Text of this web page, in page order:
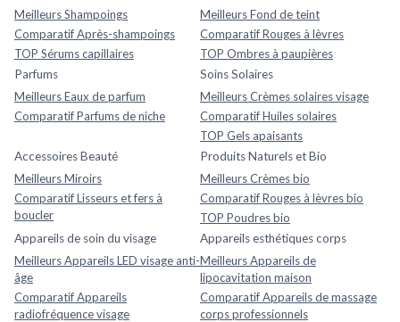
Meilleurs Shampoings
Comparatif Après-shampoings
TOP Sérums capillaires
Meilleurs Fond de teint
Comparatif Rouges à lèvres
TOP Ombres à paupières
Parfums
Meilleurs Eaux de parfum
Comparatif Parfums de niche
Soins Solaires
Meilleurs Crèmes solaires visage
Comparatif Huiles solaires
TOP Gels apaisants
Accessoires Beauté
Meilleurs Miroirs
Comparatif Lisseurs et fers à
boucler
Produits Naturels et Bio
Meilleurs Crèmes bio
Comparatif Rouges à lèvres bio
TOP Poudres bio
Appareils de soin du visage
Meilleurs Appareils LED visage anti-
âge
Comparatif Appareils
radiofréquence visage
Appareils esthétiques corps
Meilleurs Appareils de
lipocavitation maison
Comparatif Appareils de massage
corps professionnels